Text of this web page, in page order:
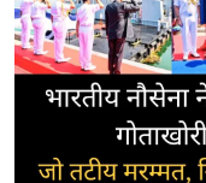
Development
Career
Tour & Travel